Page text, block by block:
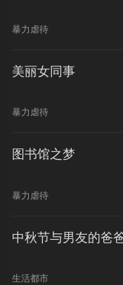
暴力虐待
美丽女同事
暴力虐待
图书馆之梦
暴力虐待
中秋节与男友的爸
生活都市